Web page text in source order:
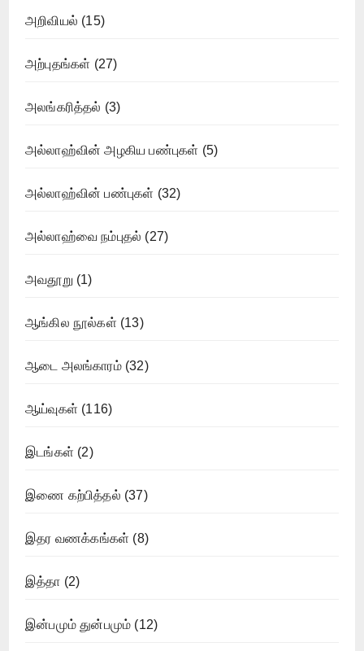
அறிவியல் (15)
அற்புதங்கள் (27)
அலங்கரித்தல் (3)
அல்லாஹ்வின் அழகிய பண்புகள் (5)
அல்லாஹ்வின் பண்புகள் (32)
அல்லாஹ்வை நம்புதல் (27)
அவதூறு (1)
ஆங்கில நூல்கள் (13)
ஆடை அலங்காரம்(32)
ஆய்வுகள் (116)
இடங்கள் (2)
இணை கற்பித்தல் (37)
இதர வணக்கங்கள் (8)
இத்தா (2)
இன்பமும் துன்பமும் (12)